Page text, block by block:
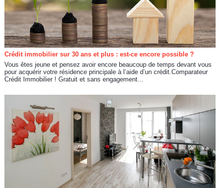
Crédit immobilier sur 30 ans et plus : est-ce encore possible ?
Vous êtes jeune et pensez avoir encore beaucoup de temps devant vous
pour acquérir votre résidence principale à l’aide d’un crédit.Comparateur
Crédit Immobilier ! Gratuit et sans engagement...